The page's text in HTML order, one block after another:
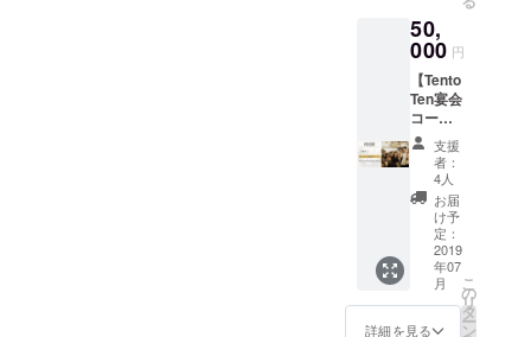
来てく
ださ
い！ 有
効期
限
2020年
6月30日
まで有
屋は下
のリン
クから
ご確認
くださ
い♪ Ten
hours
free
drinkin
g ( Ten
to Ten
Sappor
o
Station
Nakaji
Koen)
Expirati
on date
June
30th,
2020
グしま
す。 マ
ンツー
マンで
３時
間！ス
カイプ
で実際
の収支
と照ら
し合わ
せなが
ら、コ
ンサル
ティン
グし
ちゃい
50,
000 円
【Tento
Ten宴会
コー
ス】
50000
円 Ten
to Ten
Sappor
Station
での20
人飲み
放題宴
会プラ
支援
者：
4人
お届
け予
定：
2019
年07
月
詳細を見る
こ
の
リ
タ
ー
ン